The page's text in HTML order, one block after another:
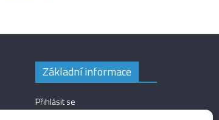
Základní informace
Přihlásit se